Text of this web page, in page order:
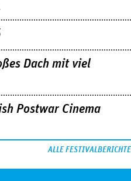
Dach mit viel
Postwar Cinema
ALLE FESTIVALBERICHTE